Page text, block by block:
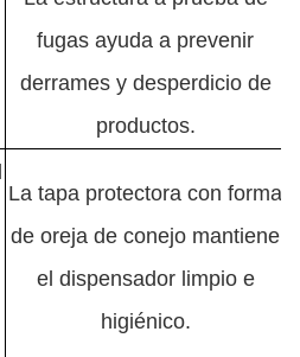
fugas ayuda a prevenir
derrames y desperdicio de
productos.
La tapa protectora con forma
de oreja de conejo mantiene
el dispensador limpio e
higiénico.